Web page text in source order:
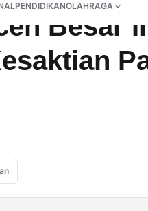
PENDIDIKANOLAHRAGA
Besar